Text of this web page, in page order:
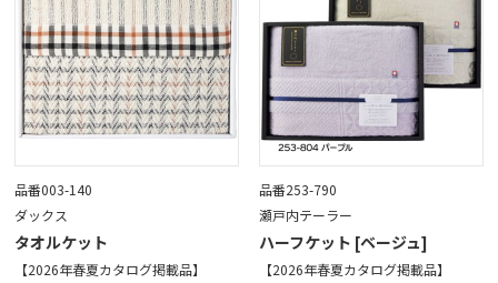
品番003-140
ダックス
タオルケット
【2026年春夏カタログ掲載品】
品番253-790
瀬戸内テーラー
ハーフケット [ベージュ]
【2026年春夏カタログ掲載品】